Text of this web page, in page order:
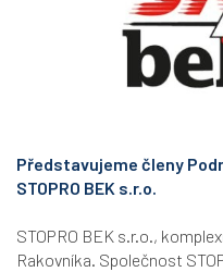
Představujeme členy
STOPRO BEK s.r.o.
STOPRO BEK s.r.o.,
Rakovníka. Společnost